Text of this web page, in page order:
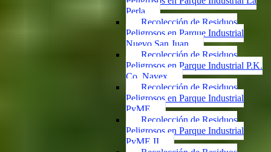
Perla
Recolección de Residuos
Peligrosos en Parque Industrial
Nuevo San Juan
Recolección de Residuos
Peligrosos en Parque Industrial P.K.
Co. Navex
Recolección de Residuos
Peligrosos en Parque Industrial
PyME
Recolección de Residuos
Peligrosos en Parque Industrial
PyME II